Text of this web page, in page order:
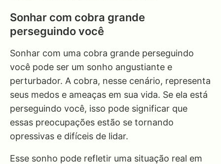
Sonhar com cobra grande
perseguindo você
Sonhar com uma cobra grande perseguindo
você pode ser um sonho angustiante e
perturbador. A cobra, nesse cenário, representa
seus medos e ameaças em sua vida. Se ela está
perseguindo você, isso pode significar que
essas preocupações estão se tornando
opressivas e difíceis de lidar.
Esse sonho pode refletir uma situação real em